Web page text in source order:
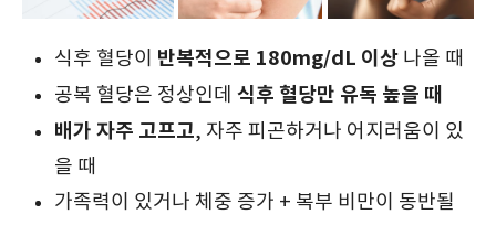
식후 혈당이 반복적으로 180mg/dL 이상나올 때
공복 혈당은 정상인데 식후 혈당만 유독 높을 때
배가 자주 고프고, 자주 피곤하거나 어지러움이 있
을 때
가족력이 있거나 체중 증가 + 복부 비만이 동반될